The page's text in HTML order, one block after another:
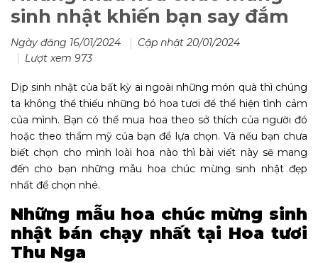
sinh nhật khiến bạn say đắm
Ngày đăng 16/01/2024
Cập nhật 20/01/2024
Lượt xem 973
Dịp sinh nhật của bất kỳ ai ngoài những món quà thì chúng
ta không thể thiếu những bó hoa tươi để thể hiện tình cảm
của mình. Bạn có thể mua hoa theo sở thích của người đó
hoặc theo thẩm mỹ của bạn để lựa chọn. Và nếu bạn chưa
biết chọn cho mình loài hoa nào thì bài viết này sẽ mang
đến cho bạn những mẫu hoa chúc mừng sinh nhật đẹp
nhất để chọn nhé.
Những mẫu hoa chúc mừng sinh
nhật bán chạy nhất tại Hoa tươi
Thu Nga